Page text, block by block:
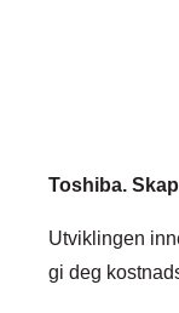
Toshiba.
Utviklingen
gi deg